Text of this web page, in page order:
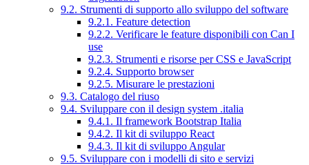
9.2. Strumenti di supporto allo sviluppo del software
9.2.1. Feature detection
9.2.2. Verificare le feature disponibili con Can I
use
9.2.3. Strumenti e risorse per CSS e JavaScript
9.2.4. Supporto browser
9.2.5. Misurare le prestazioni
9.3. Catalogo del riuso
9.4. Sviluppare con il design system .italia
9.4.1. Il framework Bootstrap Italia
9.4.2. Il kit di sviluppo React
9.4.3. Il kit di sviluppo Angular
9.5. Sviluppare con i modelli di sito e servizi